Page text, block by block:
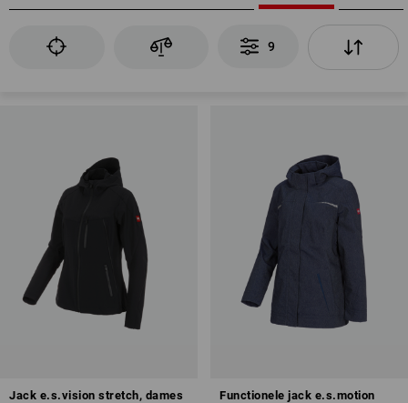
9
Jack e.s.vision stretch, dames
Functionele jack e.s.motion